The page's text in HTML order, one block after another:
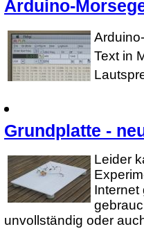
Arduino-
Text in
Grundplatte -
Leider
Internet
unvollständig oder